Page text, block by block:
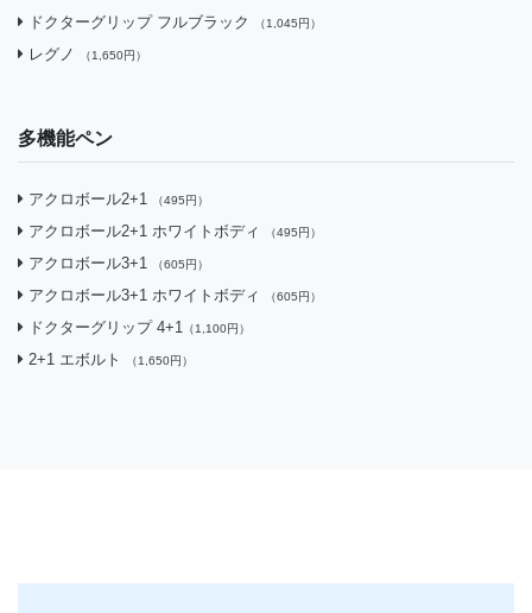
ドクターグリップ フルブラック （1,045円）
レグノ （1,650円）
多機能ペン
アクロボール2+1 （495円）
アクロボール2+1 ホワイトボディ （495円）
アクロボール3+1 （605円）
アクロボール3+1 ホワイトボディ （605円）
ドクターグリップ 4+1 （1,100円）
2+1 エボルト （1,650円）